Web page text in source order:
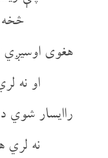
څخه
هغوی اوسیږي
او نه
را‌ایسار شوي
نه لري